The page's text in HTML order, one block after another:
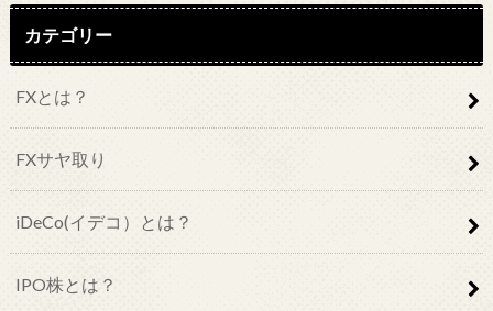
カテゴリー
FXとは？
FXサヤ取り
iDeCo(イデコ）とは？
IPO株とは？